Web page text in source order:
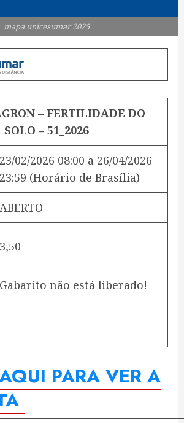
mapa unicesumar 2025
– FERTILIDADE DO
SOLO – 51_2026
23/02/2026 08:00 a 26/04/2026
23:59 (Horário de Brasília)
ABERTO
3,50
Gabarito não está liberado!
PARA VER A